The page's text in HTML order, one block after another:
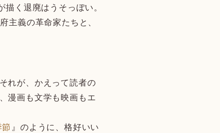
く退廃はうそっぽい。
義の革命家たちと、
れが、かえって読者の
漫画も文学も映画もエ
』のように、格好いい